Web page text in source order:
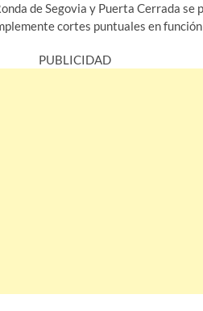
de Segovia y Puerta Cerrada
cortes puntuales en
PUBLICIDAD